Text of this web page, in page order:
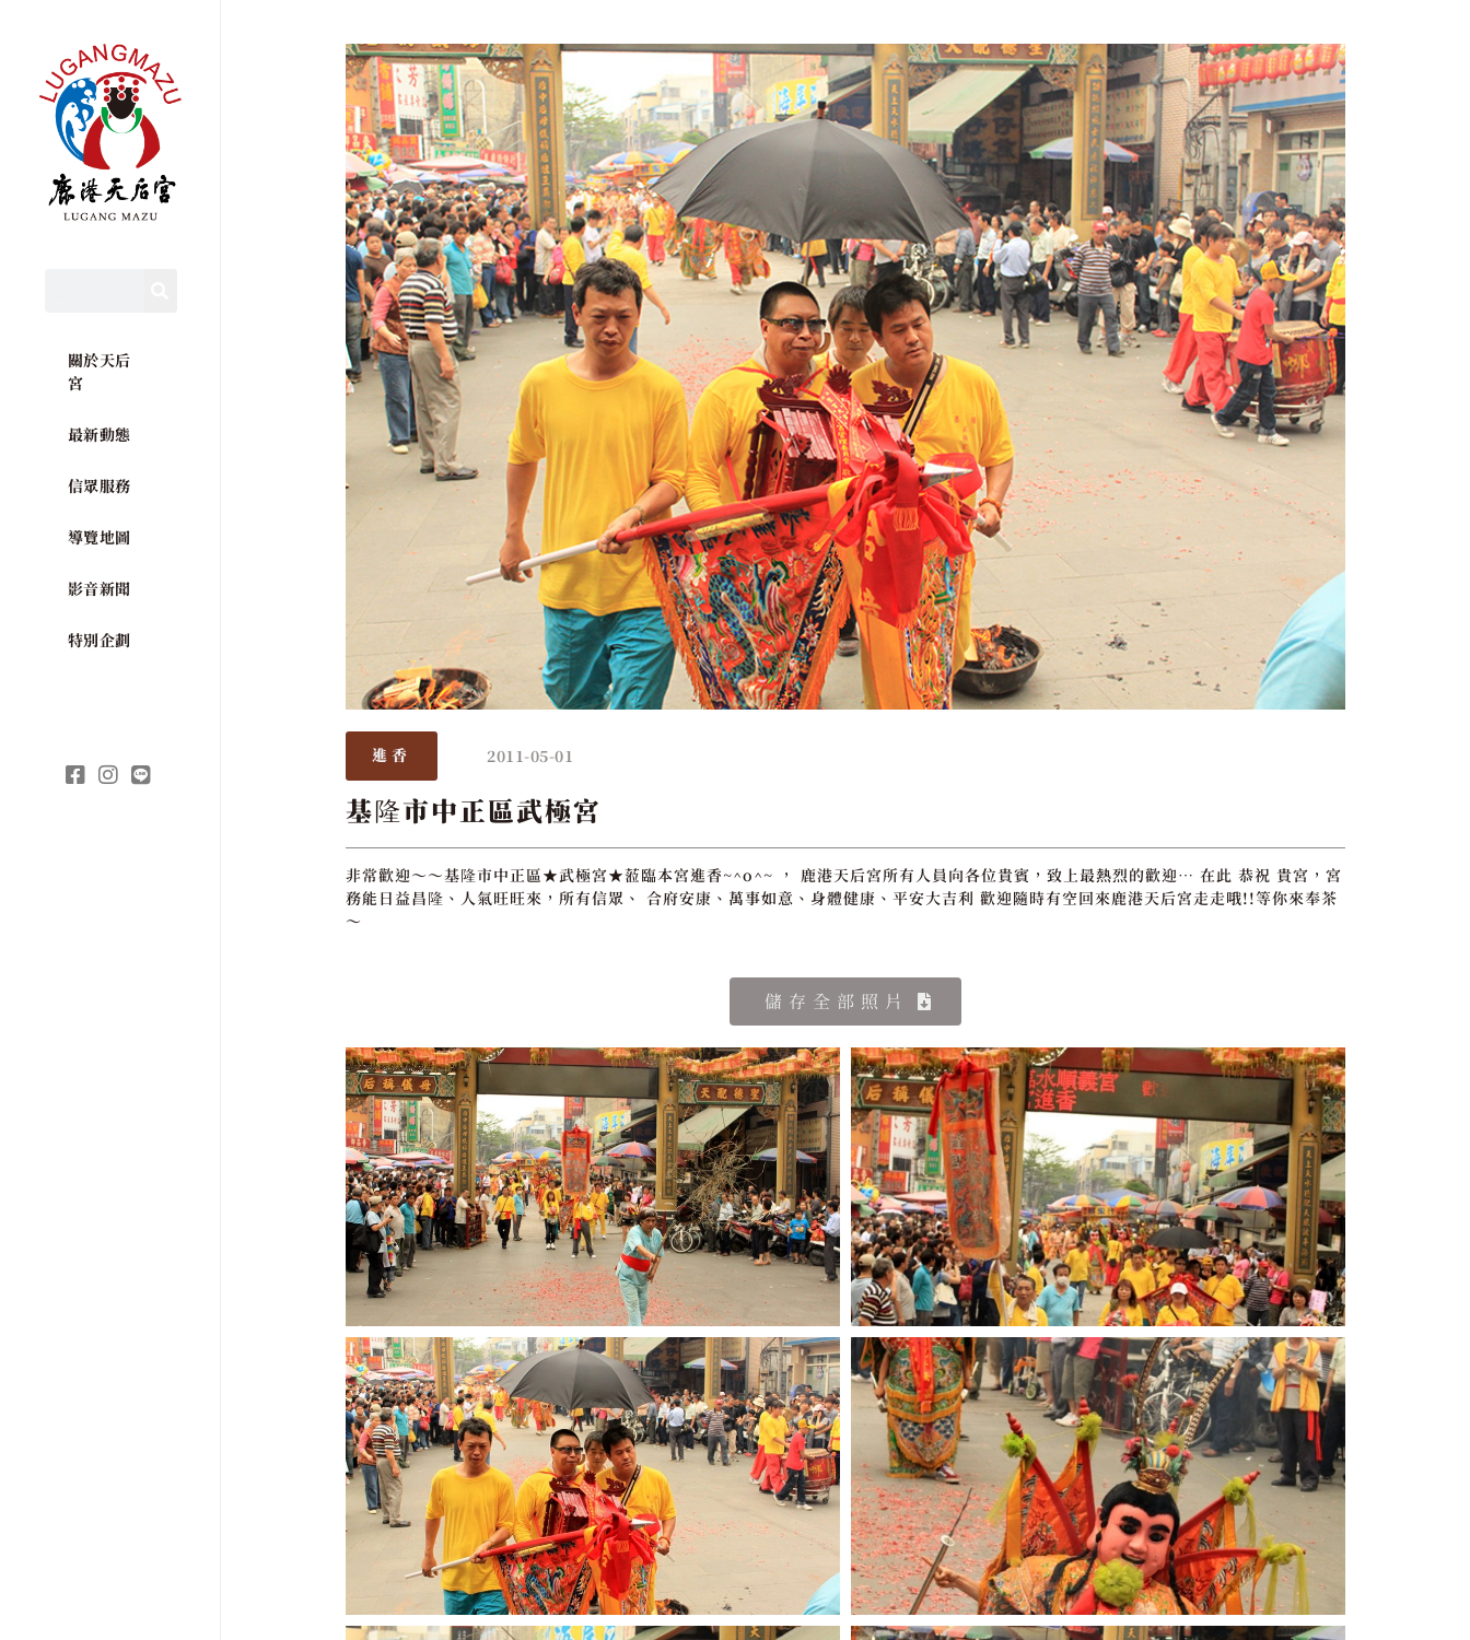
關於天后
宮
最新動態
信眾服務
導覽地圖
影音新聞
特別企劃
進香 2011-05-01
基隆市中正區武極宮
非常歡迎～～基隆市中正區★武極宮★蒞臨本宮進香~^o^~ ， 鹿港天后宮所有人員向各位貴賓，致上最熱烈的歡迎… 在此 恭祝 貴宮，宮
務能日益昌隆、人氣旺旺來，所有信眾、 合府安康、萬事如意、身體健康、平安大吉利 歡迎隨時有空回來鹿港天后宮走走哦!!等你來奉茶
～
儲存全部照片